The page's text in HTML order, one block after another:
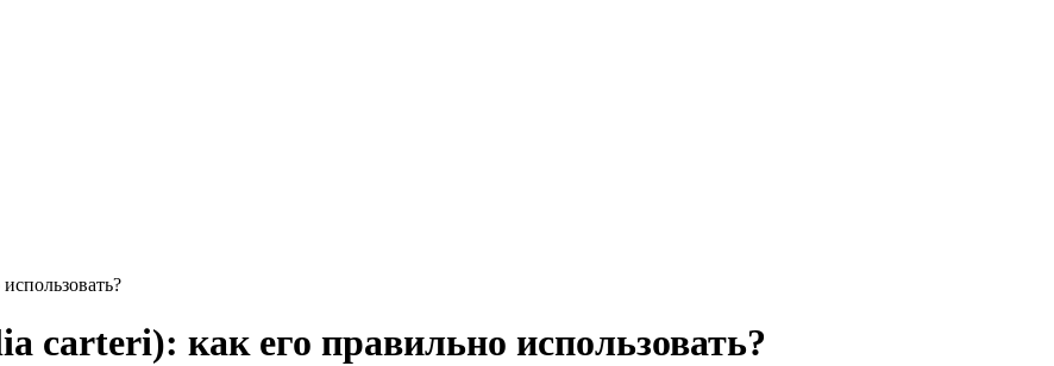
carteri): как его правильно использовать?